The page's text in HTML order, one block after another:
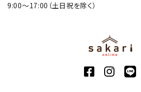
9:00〜17:00（土日祝を除く）